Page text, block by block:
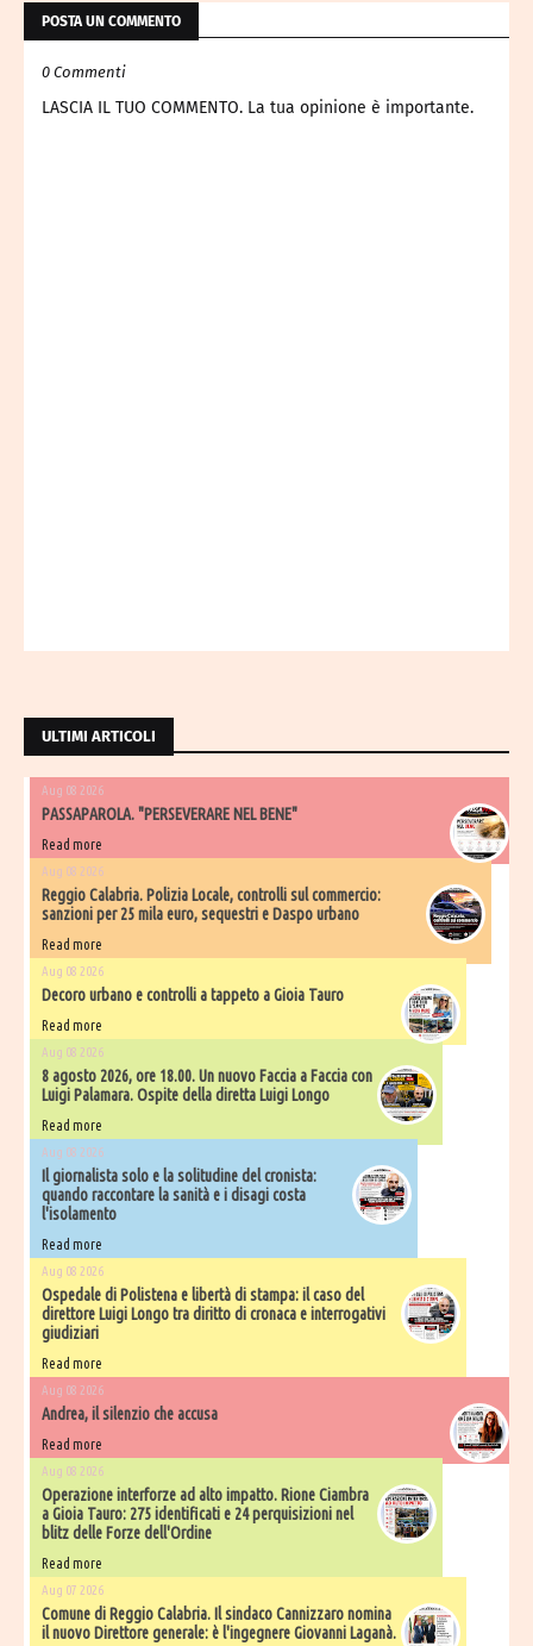
POSTA UN COMMENTO
0 Commenti
LASCIA IL TUO COMMENTO. La tua opinione è importante.
ULTIMI ARTICOLI
Aug 08 2026
PASSAPAROLA. "PERSEVERARE NEL BENE"
Read more
Aug 08 2026
Reggio Calabria. Polizia Locale, controlli sul commercio:
sanzioni per 25 mila euro, sequestri e Daspo urbano
Read more
Aug 08 2026
Decoro urbano e controlli a tappeto a Gioia Tauro
Read more
Aug 08 2026
8 agosto 2026, ore 18.00. Un nuovo Faccia a Faccia con
Luigi Palamara. Ospite della diretta Luigi Longo
Read more
Aug 08 2026
Il giornalista solo e la solitudine del cronista:
quando raccontare la sanità e i disagi costa
l'isolamento
Read more
Aug 08 2026
Ospedale di Polistena e libertà di stampa: il caso del
direttore Luigi Longo tra diritto di cronaca e interrogativi
giudiziari
Read more
Aug 08 2026
Andrea, il silenzio che accusa
Read more
Aug 08 2026
Operazione interforze ad alto impatto. Rione Ciambra
a Gioia Tauro: 275 identificati e 24 perquisizioni nel
blitz delle Forze dell'Ordine
Read more
Aug 07 2026
Comune di Reggio Calabria. Il sindaco Cannizzaro nomina
il nuovo Direttore generale: è l'ingegnere Giovanni Laganà.